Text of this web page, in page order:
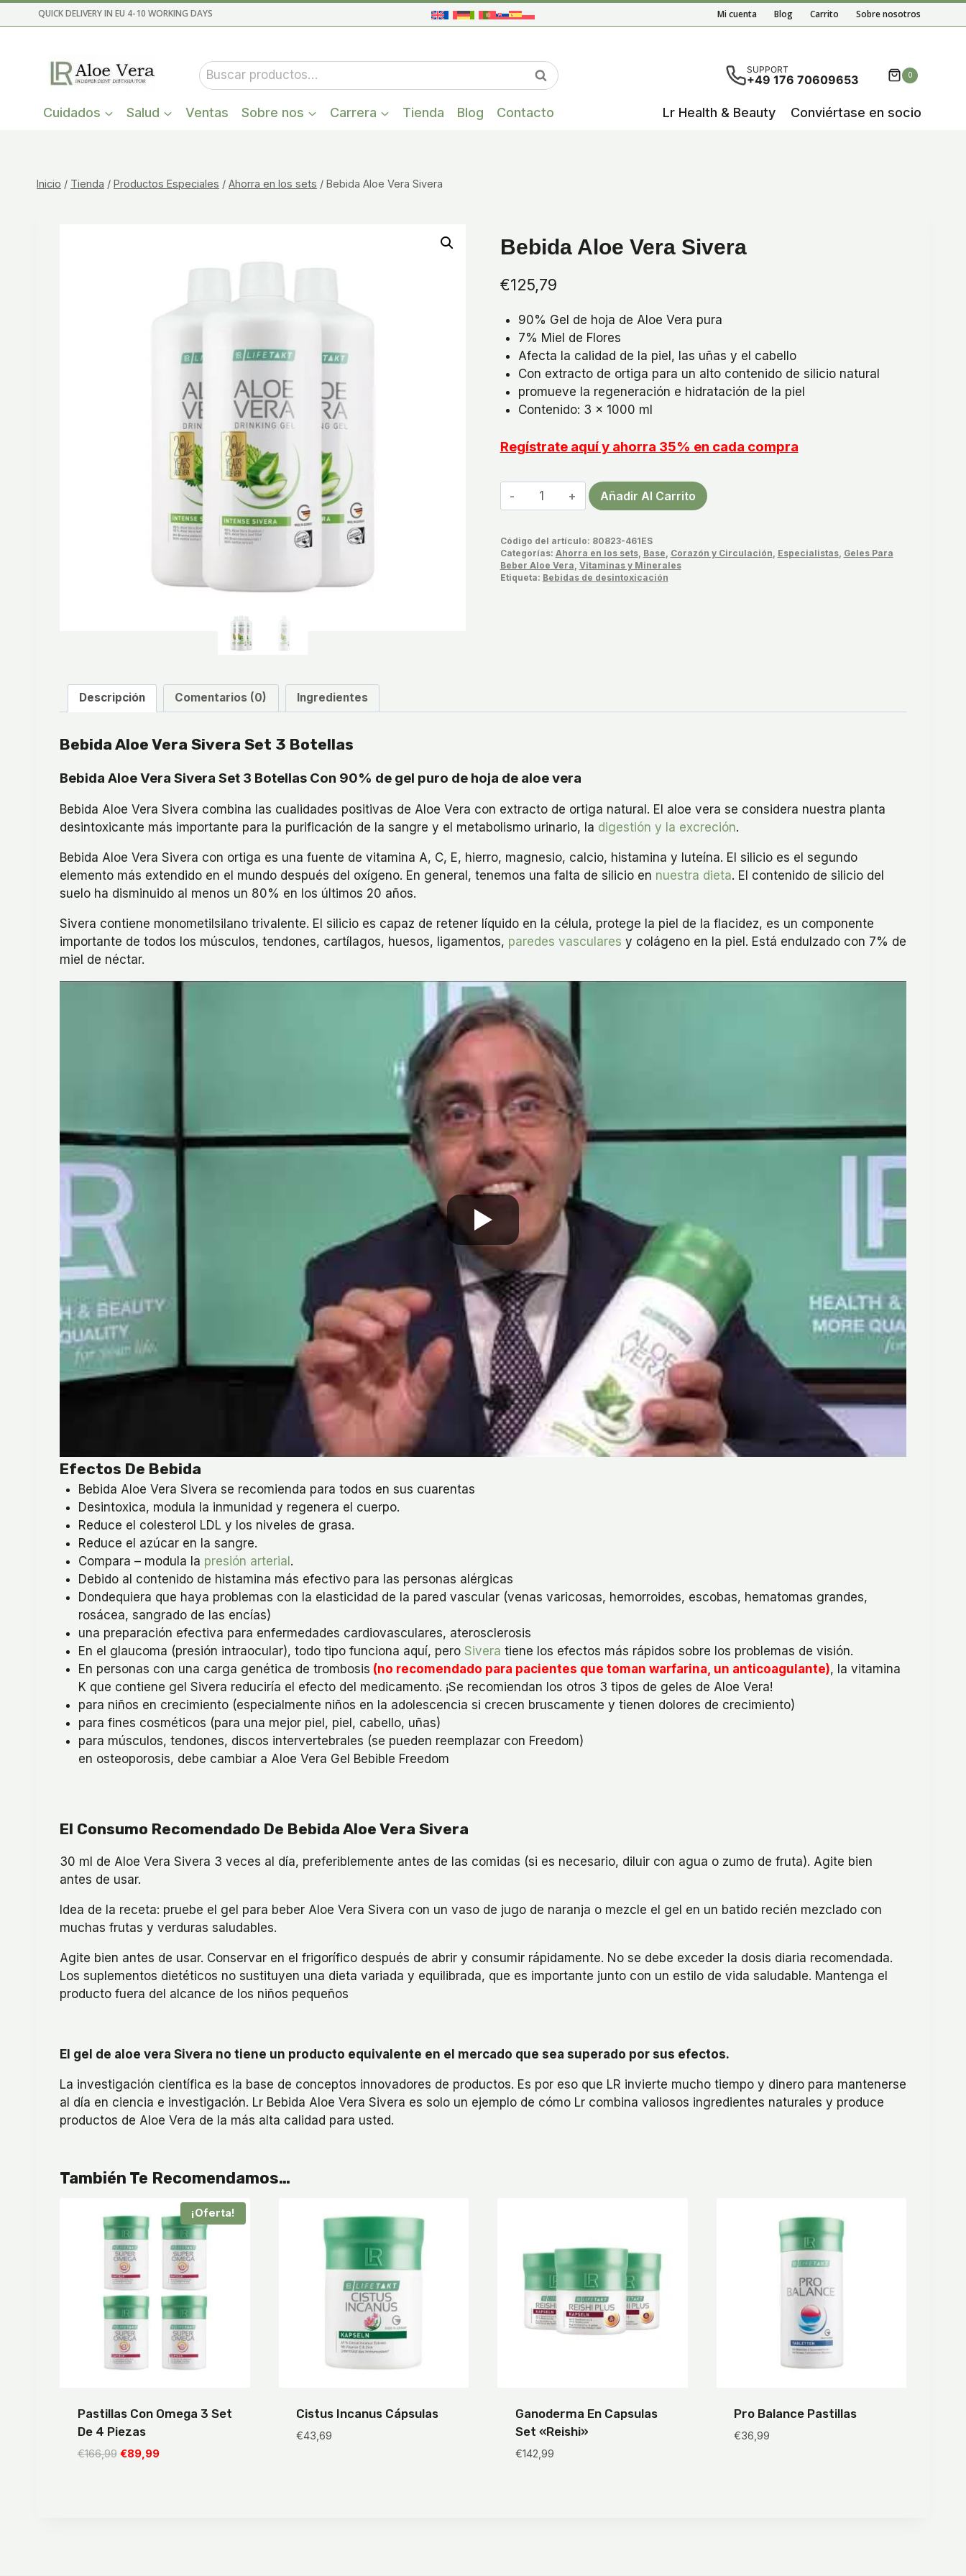
al
QUICK DELIVERY IN EU 4-10 WORKING DAYS Mi cuenta Blog Carrito Sobre nosotros
Buscar
por:
BuscarCuando hay resultados autocompletados, puedes utilizar las
SUPPORT
+49 176 70609653 0
Cuidados Salud Ventas Sobre nos Carrera Tienda Blog Contacto Lr Health & Beauty Conviértase en socio
Inicio / Tienda / Productos Especiales / Ahorra en los sets / Bebida Aloe Vera Sivera
Bebida Aloe Vera Sivera
€125,79
90% Gel de hoja de Aloe Vera pura
7% Miel de Flores
Afecta la calidad de la piel, las uñas y el cabello
Con extracto de ortiga para un alto contenido de silicio natural
promueve la regeneración e hidratación de la piel
Contenido: 3 x 1000 ml
Regístrate aquí y ahorra 35% en cada compra
Bebida
Aloe
Sivera
cantidad
Añadir Al Carrito
Código del artículo: 80823-461ES
Categorías: Ahorra en los sets, Base, Corazón y Circulación, Especialistas, Geles Para
Beber Aloe Vera, Vitaminas y Minerales
Etiqueta: Bebidas de desintoxicación
Descripción Comentarios (0) Ingredientes
Bebida Aloe Vera Sivera Set 3 Botellas
Bebida Aloe Vera Sivera Set 3 Botellas Con 90% de gel puro de hoja de aloe vera
Bebida Aloe Vera Sivera combina las cualidades positivas de Aloe Vera con extracto de ortiga natural. El aloe vera se considera nuestra planta
desintoxicante más importante para la purificación de la sangre y el metabolismo urinario, la digestión y la excreción.
Bebida Aloe Vera Sivera con ortiga es una fuente de vitamina A, C, E, hierro, magnesio, calcio, histamina y luteína. El silicio es el segundo
elemento más extendido en el mundo después del oxígeno. En general, tenemos una falta de silicio en nuestra dieta. El contenido de silicio del
suelo ha disminuido al menos un 80% en los últimos 20 años.
Sivera contiene monometilsilano trivalente. El silicio es capaz de retener líquido en la célula, protege la piel de la flacidez, es un componente
importante de todos los músculos, tendones, cartílagos, huesos, ligamentos, paredes vasculares y colágeno en la piel. Está endulzado con 7% de
miel de néctar.
Efectos De Bebida
Bebida Aloe Vera Sivera se recomienda para todos en sus cuarentas
Desintoxica, modula la inmunidad y regenera el cuerpo.
Reduce el colesterol LDL y los niveles de grasa.
Reduce el azúcar en la sangre.
Compara – modula la presión arterial .
Debido al contenido de histamina más efectivo para las personas alérgicas
Dondequiera que haya problemas con la elasticidad de la pared vascular (venas varicosas, hemorroides, escobas, hematomas grandes,
rosácea, sangrado de las encías)
una preparación efectiva para enfermedades cardiovasculares, aterosclerosis
En el glaucoma (presión intraocular), todo tipo funciona aquí, pero Sivera tiene los efectos más rápidos sobre los problemas de visión.
En personas con una carga genética de trombosis (no recomendado para pacientes que toman warfarina, un anticoagulante), la vitamina
K que contiene gel Sivera reduciría el efecto del medicamento. ¡Se recomiendan los otros 3 tipos de geles de Aloe Vera!
para niños en crecimiento (especialmente niños en la adolescencia si crecen bruscamente y tienen dolores de crecimiento)
para fines cosméticos (para una mejor piel, piel, cabello, uñas)
para músculos, tendones, discos intervertebrales (se pueden reemplazar con Freedom)
en osteoporosis, debe cambiar a Aloe Vera Gel Bebible Freedom
El Consumo Recomendado De Bebida Aloe Vera Sivera
30 ml de Aloe Vera Sivera 3 veces al día, preferiblemente antes de las comidas (si es necesario, diluir con agua o zumo de fruta). Agite bien
antes de usar.
Idea de la receta: pruebe el gel para beber Aloe Vera Sivera con un vaso de jugo de naranja o mezcle el gel en un batido recién mezclado con
muchas frutas y verduras saludables.
Agite bien antes de usar. Conservar en el frigorífico después de abrir y consumir rápidamente. No se debe exceder la dosis diaria recomendada.
Los suplementos dietéticos no sustituyen una dieta variada y equilibrada, que es importante junto con un estilo de vida saludable. Mantenga el
producto fuera del alcance de los niños pequeños
El gel de aloe vera Sivera no tiene un producto equivalente en el mercado que sea superado por sus efectos.
La investigación científica es la base de conceptos innovadores de productos. Es por eso que LR invierte mucho tiempo y dinero para mantenerse
al día en ciencia e investigación. Lr Bebida Aloe Vera Sivera es solo un ejemplo de cómo Lr combina valiosos ingredientes naturales y produce
productos de Aloe Vera de la más alta calidad para usted.
También Te Recomendamos…
¡Oferta!
Pastillas Con Omega 3 Set
De 4 Piezas
€166,99 El
€89,99El
Cistus Incanus Cápsulas
€43,69
Ganoderma En Capsulas
Set «Reishi»
€142,99
Pro Balance Pastillas
€36,99
Vera
Sivera